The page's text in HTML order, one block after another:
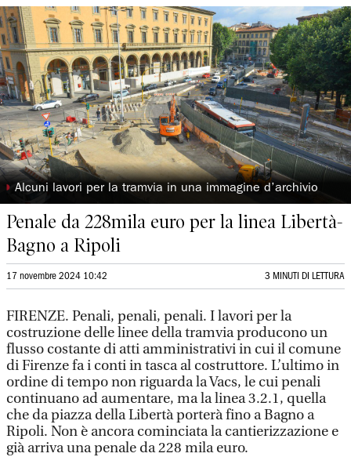
◗ Alcuni lavori per la tramvia in una immagine d’archivio
Penale da 228mila euro per la linea Libertà-
Bagno a Ripoli
17 novembre 2024 10:42 3 MINUTI DI LETTURA
FIRENZE. Penali, penali, penali. I lavori per la
costruzione delle linee della tramvia producono un
flusso costante di atti amministrativi in cui il comune
di Firenze fa i conti in tasca al costruttore. L’ultimo in
ordine di tempo non riguarda la Vacs, le cui penali
continuano ad aumentare, ma la linea 3.2.1, quella
che da piazza della Libertà porterà fino a Bagno a
Ripoli. Non è ancora cominciata la cantierizzazione e
già arriva una penale da 228 mila euro.